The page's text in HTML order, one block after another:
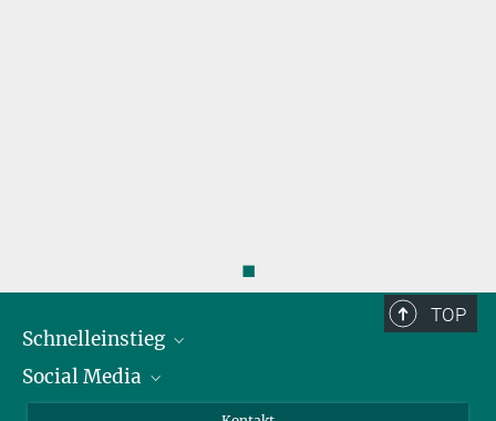
◼
TOP
Schnelleinstieg
Alumni
Social Media